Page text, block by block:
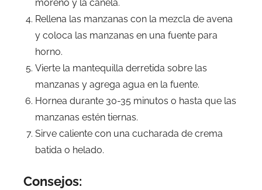
moreno y la canela.
Rellena las manzanas con la mezcla de avena
y coloca las manzanas en una fuente para
horno.
Vierte la mantequilla derretida sobre las
manzanas y agrega agua en la fuente.
Hornea durante 30-35 minutos o hasta que las
manzanas estén tiernas.
Sirve caliente con una cucharada de crema
batida o helado.
Consejos: